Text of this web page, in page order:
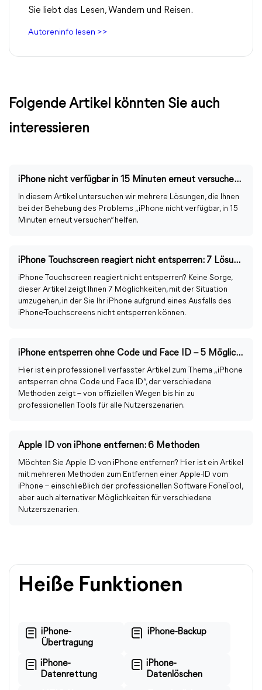
Sie liebt das Lesen, Wandern und Reisen.
Autoreninfo lesen >>
Folgende Artikel könnten Sie auch
interessieren
iPhone nicht verfügbar in 15 Minuten erneut versuchen: was tun?
In diesem Artikel untersuchen wir mehrere Lösungen, die Ihnen
bei der Behebung des Problems „iPhone nicht verfügbar, in 15
Minuten erneut versuchen“ helfen.
iPhone Touchscreen reagiert nicht entsperren: 7 Lösungen
iPhone Touchscreen reagiert nicht entsperren? Keine Sorge,
dieser Artikel zeigt Ihnen 7 Möglichkeiten, mit der Situation
umzugehen, in der Sie Ihr iPhone aufgrund eines Ausfalls des
iPhone-Touchscreens nicht entsperren können.
iPhone entsperren ohne Code und Face ID – 5 Möglichkeiten im Überblick
Hier ist ein professionell verfasster Artikel zum Thema „iPhone
entsperren ohne Code und Face ID“, der verschiedene
Methoden zeigt – von offiziellen Wegen bis hin zu
professionellen Tools für alle Nutzerszenarien.
Apple ID von iPhone entfernen: 6 Methoden
Möchten Sie Apple ID von iPhone entfernen? Hier ist ein Artikel
mit mehreren Methoden zum Entfernen einer Apple-ID vom
iPhone – einschließlich der professionellen Software FoneTool,
aber auch alternativer Möglichkeiten für verschiedene
Nutzerszenarien.
Heiße Funktionen
iPhone-
Übertragung
iPhone-Backup
iPhone-
Datenrettung
iPhone-
Datenlöschen